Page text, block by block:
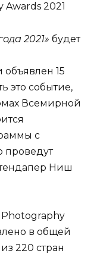
2021
2021» будет
15
это событие,
Всемирной
с
проведут
Ниш
Photography
в общей
220 стран